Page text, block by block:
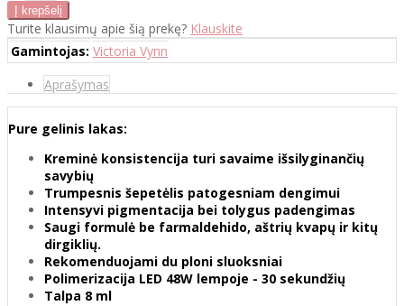
Turite klausimų apie šią prekę? Klauskite
Gamintojas: Victoria Vynn
Aprašymas
Pure gelinis lakas:
Kreminė konsistencija turi savaime išsilyginančių
savybių
Trumpesnis šepetėlis patogesniam dengimui
Intensyvi pigmentacija bei tolygus padengimas
Saugi formulė be farmaldehido, aštrių kvapų ir kitų
dirgiklių.
Rekomenduojami du ploni sluoksniai
Polimerizacija LED 48W lempoje - 30 sekundžių
Talpa 8 ml